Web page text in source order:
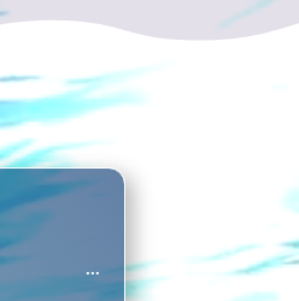
Impressum
...Diese
Metabox